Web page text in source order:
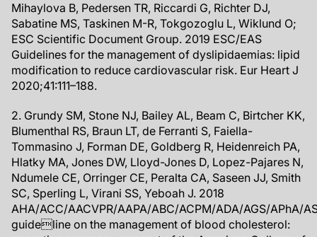
Mihaylova B, Pedersen TR, Riccardi G, Richter DJ,
Sabatine MS, Taskinen M-R, Tokgozoglu L, Wiklund O;
ESC Scientific Document Group. 2019 ESC/EAS
Guidelines for the management of dyslipidaemias: lipid
modification to reduce cardiovascular risk. Eur Heart J
2020;41:111–188.
2. Grundy SM, Stone NJ, Bailey AL, Beam C, Birtcher KK,
Blumenthal RS, Braun LT, de Ferranti S, Faiella-
Tommasino J, Forman DE, Goldberg R, Heidenreich PA,
Hlatky MA, Jones DW, Lloyd-Jones D, Lopez-Pajares N,
Ndumele CE, Orringer CE, Peralta CA, Saseen JJ, Smith
SC, Sperling L, Virani SS, Yeboah J. 2018
AHA/ACC/AACVPR/AAPA/ABC/ACPM/ADA/AGS/APhA/
guideline on the management of blood cholesterol: